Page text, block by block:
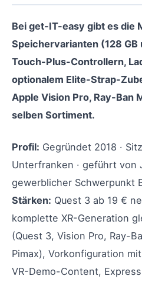
Bei get-IT-easy gibt es die
Speichervarianten (128 GB
Touch-Plus-Controllern,
optionalem Elite-Strap-
Apple Vision Pro, Ray-Ban
selben Sortiment.
Profil: Gegründet 2018 ·
Unterfranken · geführt von
gewerblicher Schwerpunkt
Stärken: Quest 3 ab 19 €
komplette XR-Generation
(Quest 3, Vision Pro, Ray-
Pimax), Vorkonfiguration
VR-Demo-Content,